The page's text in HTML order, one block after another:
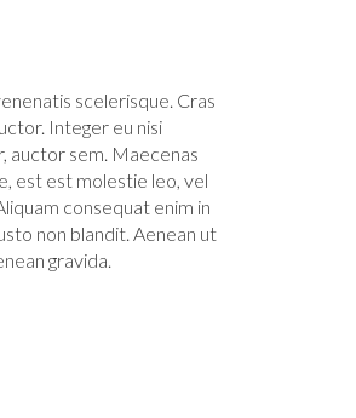
scelerisque. Cras
Integer eu nisi
auctor sem. Maecenas
est est molestie leo, vel
consequat enim in
non blandit. Aenean ut
gravida.